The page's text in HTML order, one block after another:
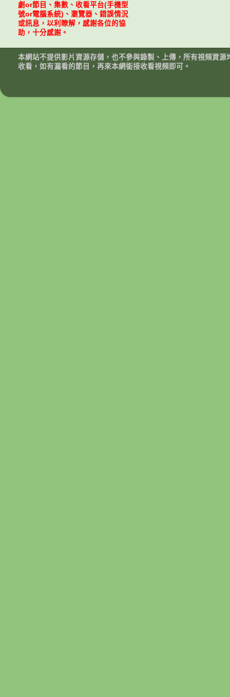
劇or節目、集數、收看平台(手機型
號or電腦系統)、瀏覽器、錯誤情況
或訊息，以利瞭解，感謝各位的協
助，十分感謝。
本網站不提供影片資源存儲，也不參與錄製、上傳，所有視頻資
收看，如有漏看的節目，再來本網銜接收看視頻即可。